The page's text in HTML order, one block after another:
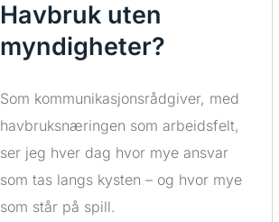
Havbruk uten
myndigheter?
Som kommunikasjonsrådgiver, med
havbruksnæringen som arbeidsfelt,
ser jeg hver dag hvor mye ansvar
som tas langs kysten – og hvor mye
som står på spill.